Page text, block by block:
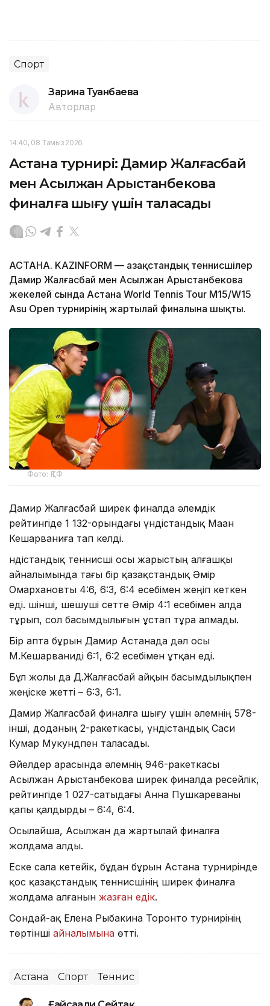
Спорт
Зарина Туғанбаева
Авторлар
14:40, 08 Тамыз 2026
Астана турнирі: Дамир Жалғасбай
мен Асылжан Арыстанбекова
финалға шығу үшін таласады
АСТАНА. KAZINFORM — Қазақстандық теннисшілер
Дамир Жалғасбай мен Асылжан Арыстанбекова
жекелей сында Астана World Tennis Tour M15/W15
Asu Open турнирінің жартылай финалына шықты.
Фото: ҚТФ
Дамир Жалғасбай ширек финалда әлемдік
рейтингіде 1 132-орындағы үндістандық Маан
Кешарваниға тап келді.
Үндістандық теннисші осы жарыстың алғашқы
айналымында тағы бір қазақстандық Әмір
Омархановты 4:6, 6:3, 6:4 есебімен жеңіп кеткен
еді. Үшінші, шешуші сетте Әмір 4:1 есебімен алда
тұрып, сол басымдылығын ұстап тұра алмады.
Бір апта бұрын Дамир Астанада дәл осы
М.Кешарваниді 6:1, 6:2 есебімен ұтқан еді.
Бұл жолы да Д.Жалғасбай айқын басымдылықпен
жеңіске жетті – 6:3, 6:1.
Дамир Жалғасбай финалға шығу үшін әлемнің 578-
інші, доданың 2-ракеткасы, үндістандық Саси
Кумар Мукундпен таласады.
Әйелдер арасында әлемнің 946-ракеткасы
Асылжан Арыстанбекова ширек финалда ресейлік,
рейтингіде 1 027-сатыдағы Анна Пушкареваны
қапы қалдырды – 6:4, 6:4.
Осылайша, Асылжан да жартылай финалға
жолдама алды.
Еске сала кетейік, бұдан бұрын Астана турнирінде
қос қазақстандық теннисшінің ширек финалға
жолдама алғанын жазған едік.
Сондай-ақ Елена Рыбакина Торонто турнирінің
төртінші айналымына өтті.
Астана Спорт Теннис